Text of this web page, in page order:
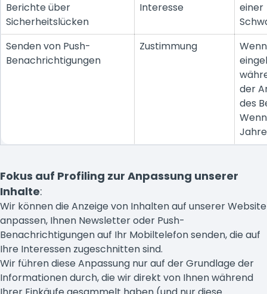
Berichte über
Sicherheitslücken
Interesse
einer
Senden von Push-
Benachrichtigungen
Zustimmung
der
des
Jahre
Fokus auf Profiling zur Anpassung unserer
Inhalte:
Wir können die Anzeige von Inhalten auf unserer Website
anpassen, Ihnen Newsletter oder Push-
Benachrichtigungen auf Ihr Mobiltelefon senden, die auf
Ihre Interessen zugeschnitten sind.
Wir führen diese Anpassung nur auf der Grundlage der
Informationen durch, die wir direkt von Ihnen während